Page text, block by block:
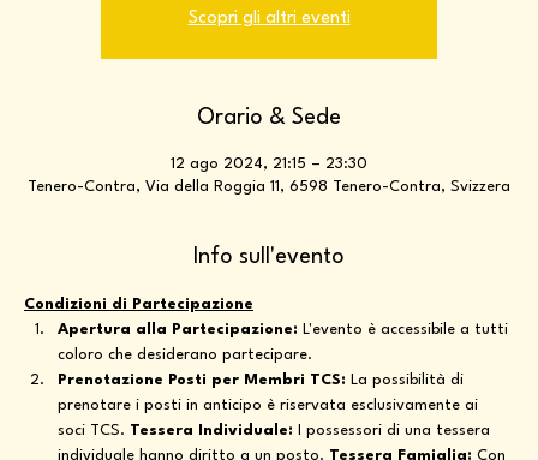
Scopri gli altri eventi
Orario & Sede
12 ago 2024, 21:15 – 23:30
Tenero-Contra, Via della Roggia 11, 6598 Tenero-Contra, Svizzera
Info sull'evento
Condizioni di Partecipazione
Apertura alla Partecipazione: L'evento è accessibile a tutti
coloro che desiderano partecipare.
Prenotazione Posti per Membri TCS: La possibilità di
prenotare i posti in anticipo è riservata esclusivamente ai
soci TCS. Tessera Individuale: I possessori di una tessera
individuale hanno diritto a un posto. Tessera Famiglia: Con